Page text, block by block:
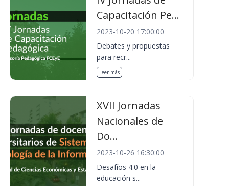
Capacitación Pe...
2023-10-20 17:00:00
Debates y propuestas
para recr...
Leer más
XVII Jornadas
Nacionales de
Do...
2023-10-26 16:30:00
Desafíos 4.0 en la
educación s...